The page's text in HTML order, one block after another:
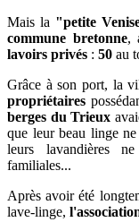
Mais la "petite
commune bretonne,
lavoirs privés : 50 au
Grâce à son port, la
propriétaires
berges du Trieux
que leur beau linge
leurs lavandières
familiales...
Après avoir été
lave-linge,